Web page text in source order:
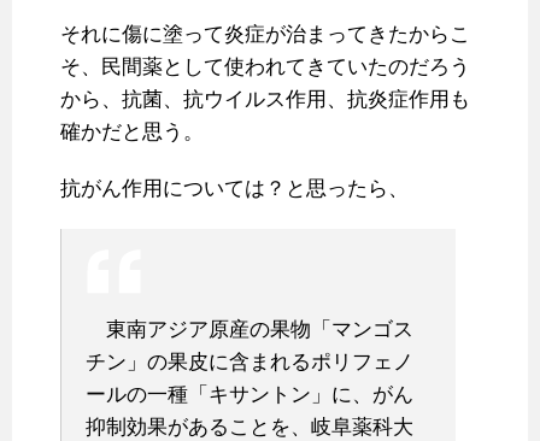
それに傷に塗って炎症が治まってきたからこ
そ、民間薬として使われてきていたのだろう
から、抗菌、抗ウイルス作用、抗炎症作用も
確かだと思う。
抗がん作用については？と思ったら、
東南アジア原産の果物「マンゴス
チン」の果皮に含まれるポリフェノ
ールの一種「キサントン」に、がん
抑制効果があることを、岐阜薬科大